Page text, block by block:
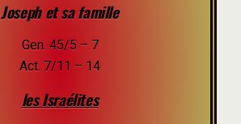
Joseph et sa famille
Gen. 45/5 – 7
Act. 7/11 – 14
les Israélites